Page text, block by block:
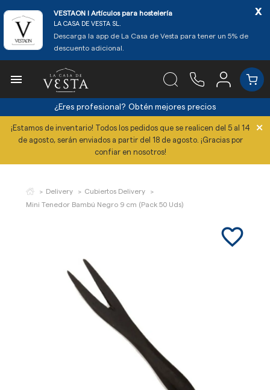
VESTAON l Artículos para hostelería
LA CASA DE VESTA SL.
Descarga la app de La Casa de Vesta para tener un 5% de
descuento adicional.
x

¿Eres profesional? Obtén mejores precios
¡Estamos de inventario! Todos los pedidos que se realicen del 5 al 14
de agosto, serán enviados a partir del 18 de agosto. ¡Gracias por
confiar en nosotros!
×
Delivery
Cubiertos Delivery
Mini Tenedor Bambú Negro 9 cm (Pack 50 Uds)
favorite_border